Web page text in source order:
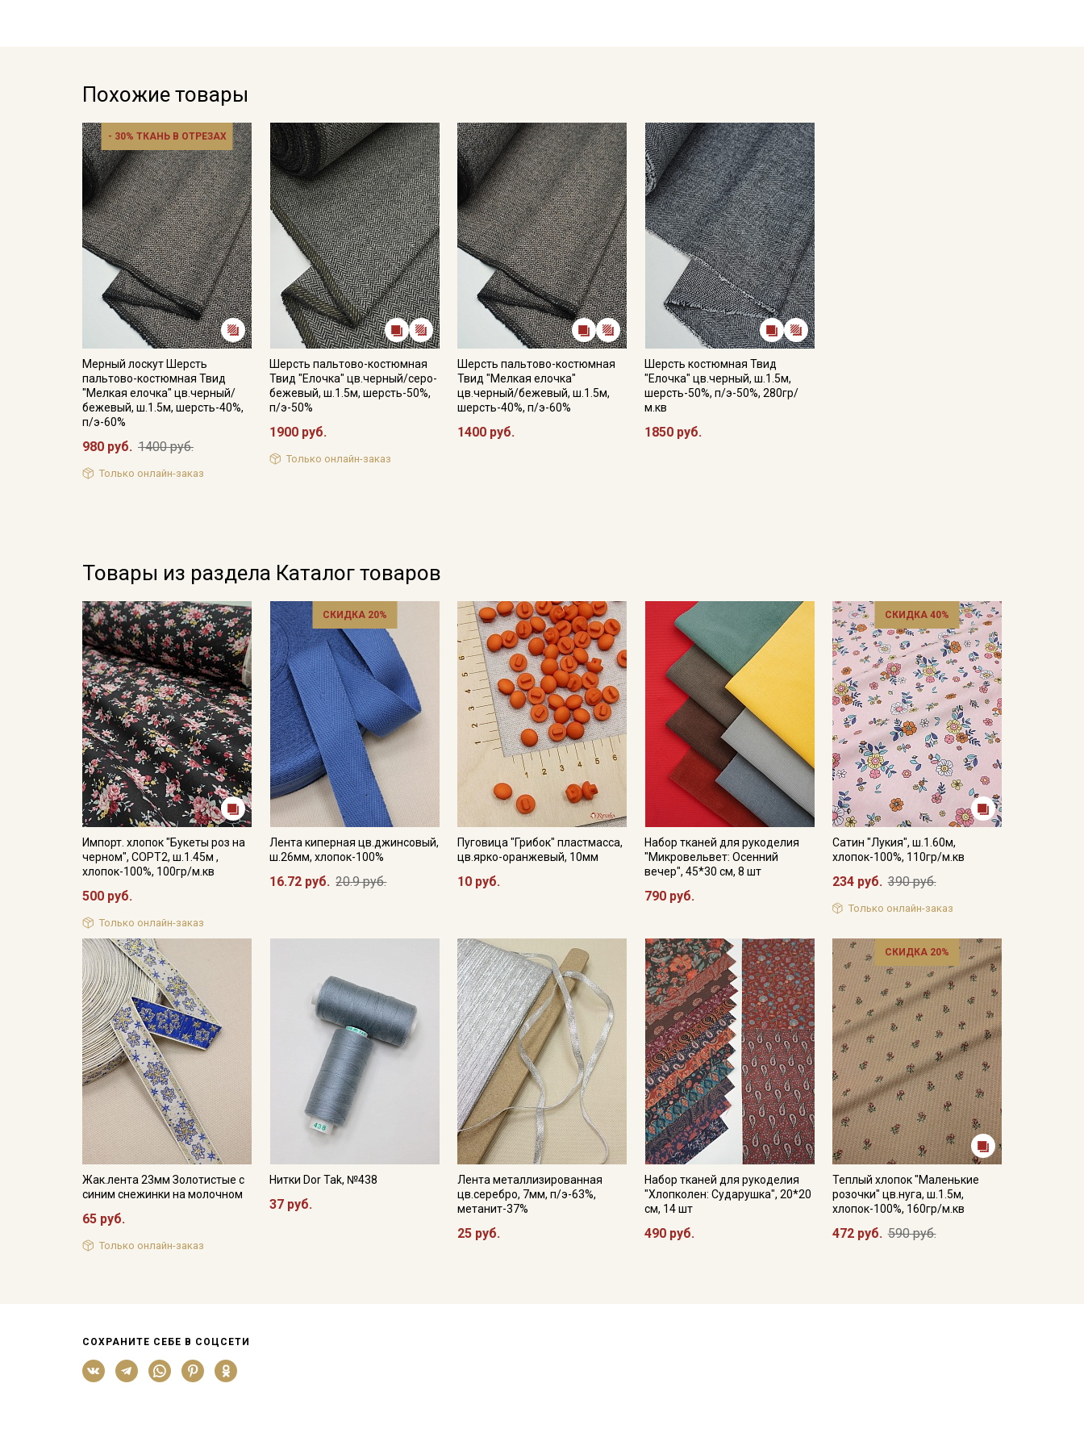
Цветопередача может отличаться от оригинального цвета ткани в зависимости от настроек вашего монитора и
в зависимости от партии.
Похожие товары
- 30% ТКАНЬ В ОТРЕЗАХ
Мерный лоскут Шерсть
пальтово-костюмная Твид
"Мелкая елочка" цв.черный/
бежевый, ш.1.5м, шерсть-40%,
п/э-60%
980 руб. 1400 руб.
Только онлайн-заказ
Шерсть пальтово-костюмная
Твид "Елочка" цв.черный/серо-
бежевый, ш.1.5м, шерсть-50%,
п/э-50%
1900 руб.
Только онлайн-заказ
Шерсть пальтово-костюмная
Твид "Мелкая елочка"
цв.черный/бежевый, ш.1.5м,
шерсть-40%, п/э-60%
1400 руб.
Шерсть костюмная Твид
"Елочка" цв.черный, ш.1.5м,
шерсть-50%, п/э-50%, 280гр/
м.кв
1850 руб.
Товары из раздела Каталог товаров
Импорт. хлопок "Букеты роз на
черном", СОРТ2, ш.1.45м ,
хлопок-100%, 100гр/м.кв
500 руб.
Только онлайн-заказ
СКИДКА 20%
Лента киперная цв.джинсовый,
ш.26мм, хлопок-100%
16.72 руб. 20.9 руб.
Пуговица "Грибок" пластмасса,
цв.ярко-оранжевый, 10мм
10 руб.
Набор тканей для рукоделия
"Микровельвет: Осенний
вечер", 45*30 см, 8 шт
790 руб.
СКИДКА 40%
Сатин "Лукия", ш.1.60м,
хлопок-100%, 110гр/м.кв
234 руб. 390 руб.
Только онлайн-заказ
Жак.лента 23мм Золотистые с
синим снежинки на молочном
65 руб.
Только онлайн-заказ
Нитки Dor Tak, №438
37 руб.
Лента металлизированная
цв.серебро, 7мм, п/э-63%,
метанит-37%
25 руб.
Набор тканей для рукоделия
"Хлопколен: Сударушка", 20*20
см, 14 шт
490 руб.
СКИДКА 20%
Теплый хлопок "Маленькие
розочки" цв.нуга, ш.1.5м,
хлопок-100%, 160гр/м.кв
472 руб. 590 руб.
СОХРАНИТЕ СЕБЕ В СОЦСЕТИ
Секретная рассылка от
Купава
Мы публикуем здесь дополнительные
промокоды и скидки до 30% на узкие
категории тканей
Электронная почта
Подписаться
Ознакомлен(а) с Политикой обработки персональных